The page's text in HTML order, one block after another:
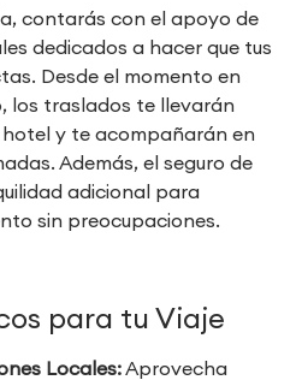
contarás con el apoyo de
dedicados a hacer que tus
Desde el momento en
los traslados te llevarán
y te acompañarán en
Además, el seguro de
adicional para
sin preocupaciones.
para tu Viaje
Locales:Aprovecha